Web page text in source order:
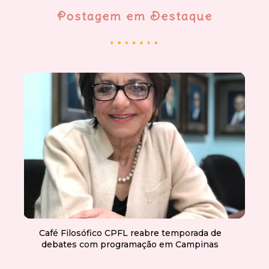
Postagem em Destaque
Café Filosófico CPFL reabre temporada de
debates com programação em Campinas